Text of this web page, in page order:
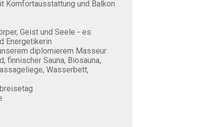
Komfortausstattung und Balkon
Geist und Seele - es
Energetikerin
diplomierem Masseur
finnischer Sauna, Biosauna,
Wasserbett,